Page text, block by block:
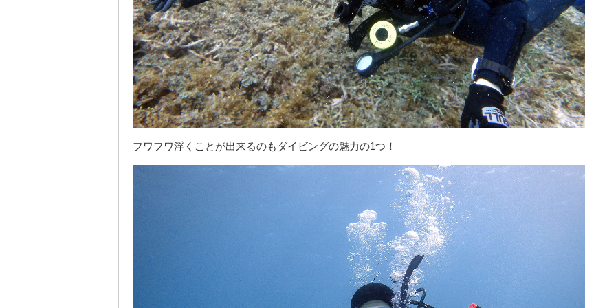
フワフワ浮くことが出来るのもダイビングの魅力の1つ！